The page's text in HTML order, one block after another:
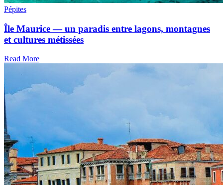
Pépites
Île Maurice — un paradis entre lagons, montagnes
et cultures métissées
Read More